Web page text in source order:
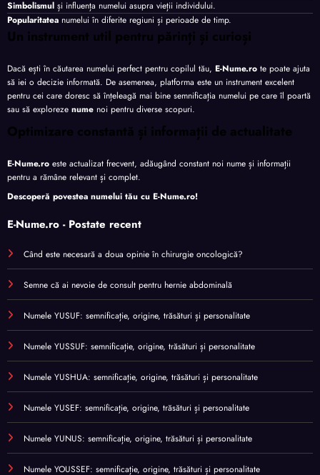
Simbolismul și influența numelui asupra vieții individului.
Popularitatea numelui în diferite regiuni și perioade de timp.
Un instrument util pentru părinți și curioși
Dacă ești în căutarea numelui perfect pentru copilul tău, E-Nume.ro te poate ajuta
să iei o decizie informată. De asemenea, platforma este un instrument excelent
pentru cei care doresc să înțeleagă mai bine semnificația numelui pe care îl poartă
sau să exploreze nume noi pentru diverse scopuri.
Optimizare constantă și informații de actualitate
E-Nume.ro este actualizat frecvent, adăugând constant noi nume și informații
pentru a rămâne relevant și complet.
Descoperă povestea numelui tău cu E-Nume.ro!
E-Nume.ro - Postate recent
Când este necesară a doua opinie în chirurgie oncologică?
Semne că ai nevoie de consult pentru hernie abdominală
Numele YUSUF: semnificație, origine, trăsături și personalitate
Numele YUSSUF: semnificație, origine, trăsături și personalitate
Numele YUSHUA: semnificație, origine, trăsături și personalitate
Numele YUSEF: semnificație, origine, trăsături și personalitate
Numele YUNUS: semnificație, origine, trăsături și personalitate
Numele YOUSSEF: semnificație, origine, trăsături și personalitate